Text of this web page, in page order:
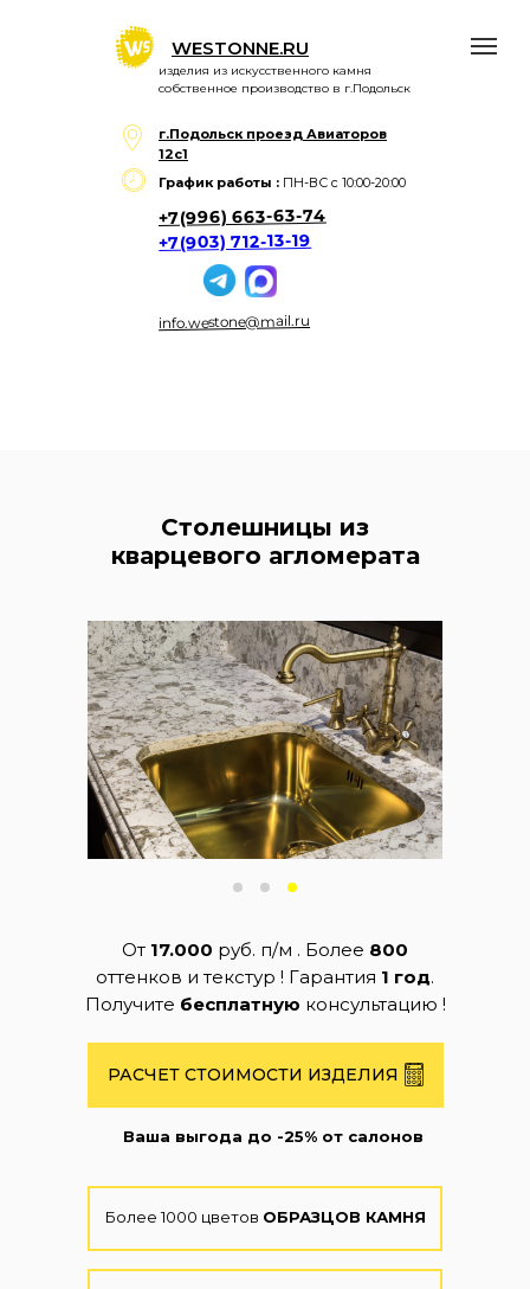
График работы : ПН-ВС с 10:00-20:00
info.westone@mail.ru
+7(996) 663-63-74
+7(903) 712-13-19
WESTONNE.RU
г.Подольск проезд Авиаторов
12с1
изделия из искусственного камня
собственное производство в г.Подольск
Главная Изделия
РАСЧЕТ СТОИМОСТИ ИЗДЕЛИЯ
Столешницы из
кварцевого агломерата
Более 1000 цветов ОБРАЗЦОВ КАМНЯ
От 17.000 руб. п/м . Более 800
оттенков и текстур ! Гарантия 1 год.
Получите бесплатную консультацию !
Ваша выгода до -25% от салонов